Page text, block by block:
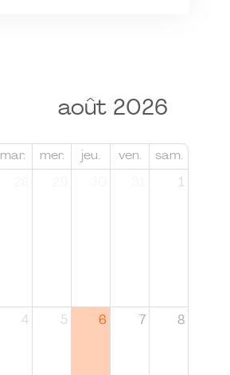
août 2026
mar. mer. jeu. ven. sam.
1
4 5 6 7 8